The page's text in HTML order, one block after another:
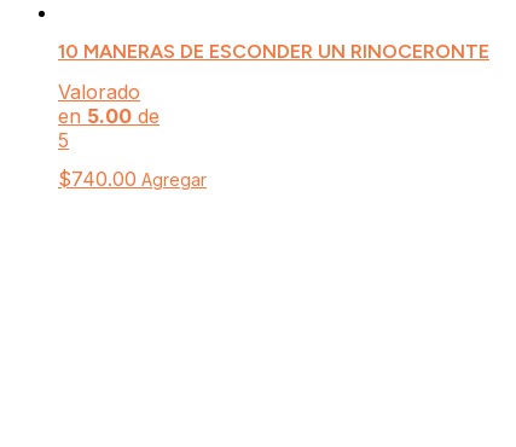
10 MANERAS DE ESCONDER UN RINOCERONTE
Valorado
en 5.00 de
5
$740.00 Agregar